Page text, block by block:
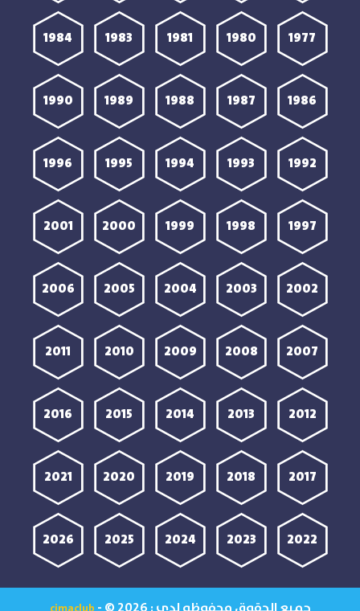
1977
1980
1981
1983
1984
1986
1987
1988
1989
1990
1992
1993
1994
1995
1996
1997
1998
1999
2000
2001
2002
2003
2004
2005
2006
2007
2008
2009
2010
2011
2012
2013
2014
2015
2016
2017
2018
2019
2020
2021
2022
2023
2024
2025
2026